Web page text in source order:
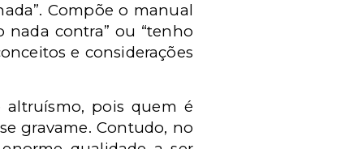
Compõe o manual
nada contra” ou “tenho
e considerações
altruísmo, pois quem é
gravame. Contudo, no